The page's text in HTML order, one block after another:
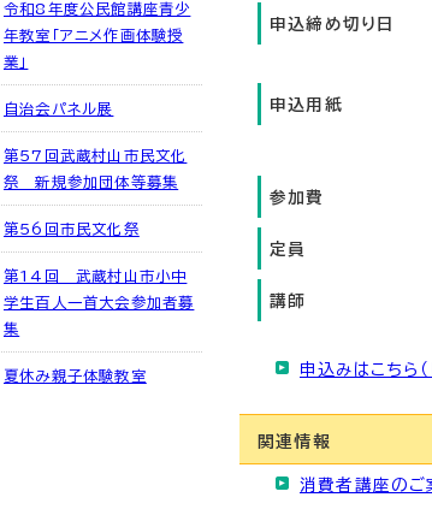
申込締め切り日
申込用紙
参加費
定員
講師
申込みはこちら
関連情報
消費者講座のご
令和8年度公民館講座青少
年教室「アニメ作画体験授
業」
自治会パネル展
第57回武蔵村山市民文化
祭 新規参加団体等募集
第56回市民文化祭
第14回 武蔵村山市小中
学生百人一首大会参加者募
集
夏休み親子体験教室